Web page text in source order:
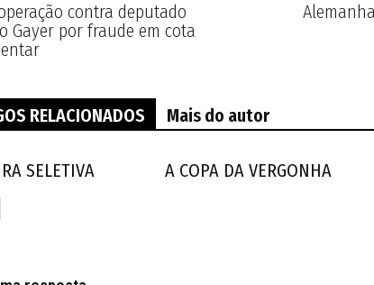
contra deputado
Gayer por fraude em cota
RELACIONADOS Mais do autor
SELETIVA A COPA DA VERGONHA